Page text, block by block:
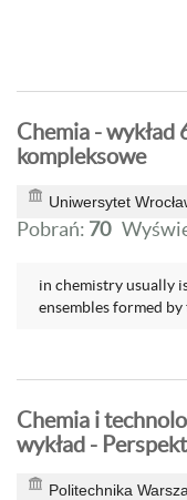
Chemia - wykład
kompleksowe
Uniwersytet
Pobrań: 70
in chemistry usually
ensembles formed by
Chemia i
wykład -
Politechnika